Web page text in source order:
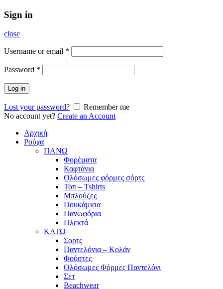
Sign in
close
Username or email *
Password *
Log in
Lost your password?
Remember me
No account yet? Create an Account
Αρχική
Ρούχα
ΠΑΝΩ
Φορέματα
Καφτάνια
Ολόσωμες φόρμες σόρτς
Τοπ – Tshirts
Μπλούζες
Πουκάμισα
Πανωφόρια
Πλεκτά
ΚΑΤΩ
Σορτς
Παντελόνια – Κολάν
Φούστες
Ολόσωμες Φόρμες Παντελόνι
Σετ
Beachwear